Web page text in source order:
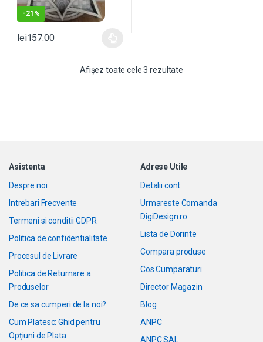
-21%
lei157.00
Afișez toate cele 3 rezultate
Asistenta
Despre noi
Intrebari Frecvente
Termeni si conditii GDPR
Politica de confidentialitate
Procesul de Livrare
Politica de Returnare a
Produselor
De ce sa cumperi de la noi?
Cum Platesc: Ghid pentru
Opțiuni de Plata
Adrese Utile
Detalii cont
Urmareste Comanda
DigiDesign.ro
Lista de Dorinte
Compara produse
Cos Cumparaturi
Director Magazin
Blog
ANPC
ANPC SAL